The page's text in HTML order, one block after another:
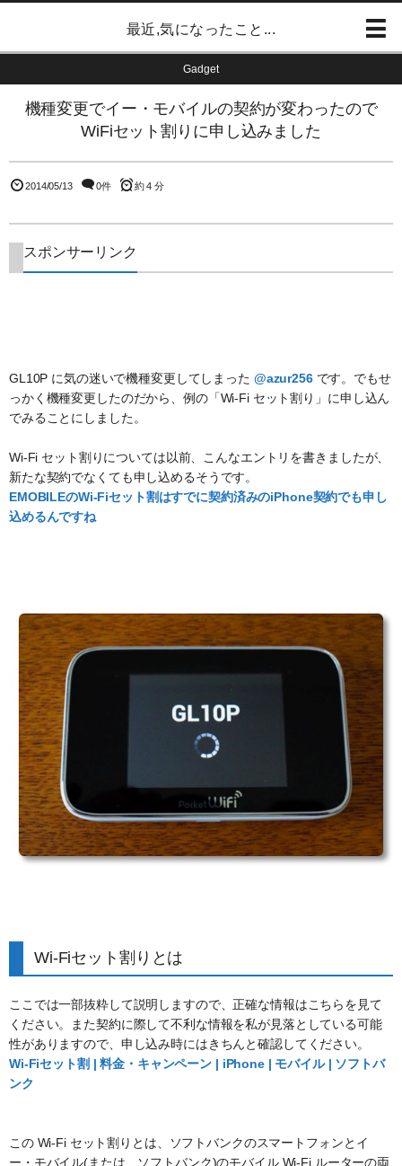
最近,気になったこと...
Gadget
機種変更でイー・モバイルの契約が変わったので
WiFiセット割りに申し込みました
2014/05/13 0件 約 4 分
スポンサーリンク
GL10P に気の迷いで機種変更してしまった @azur256です。でもせ
っかく機種変更したのだから、例の「Wi-Fi セット割り」に申し込ん
でみることにしました。
Wi-Fi セット割りについては以前、こんなエントリを書きましたが、
新たな契約でなくても申し込めるそうです。
EMOBILEのWi-Fiセット割はすでに契約済みのiPhone契約でも申し
込めるんですね
Wi-Fiセット割りとは
ここでは一部抜粋して説明しますので、正確な情報はこちらを見て
ください。また契約に際して不利な情報を私が見落としている可能
性がありますので、申し込み時にはきちんと確認してください。
Wi-Fiセット割 | 料金・キャンペーン | iPhone | モバイル | ソフトバ
ンク
この Wi-Fi セット割りとは、ソフトバンクのスマートフォンとイ
ー・モバイル(または、ソフトバンク)のモバイル Wi-Fi ルーターの両